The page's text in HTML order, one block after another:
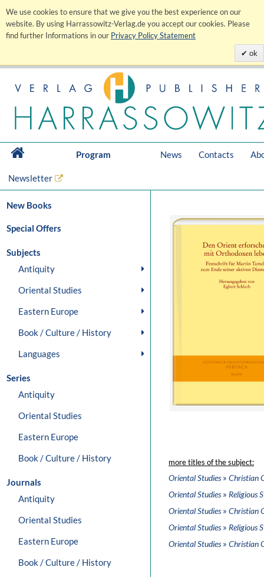
We use cookies to ensure that we give you the best experience on our
website. By using Harrassowitz-Verlag.de you accept our cookies. Please
find further Informations in our Privacy Policy Statement
ok
Program News Contacts
Newsletter
New Books
Special Offers
Subjects
Antiquity
Oriental Studies
Eastern Europe
Book / Culture / History
Languages
Series
Antiquity
Oriental Studies
Eastern Europe
Book / Culture / History
Journals
Antiquity
Oriental Studies
Eastern Europe
Book / Culture / History
more titles of the subject:
Oriental Studies» Christian
Oriental Studies» Religious
Oriental Studies» Christian
Oriental Studies» Religious
Oriental Studies» Christian